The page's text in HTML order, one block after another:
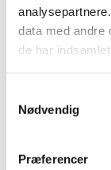
data med andre
de har
Nødvendig
Præferencer
2020 (263)
2019 (159)
2018 (150)
2017 (167)
december (14)
oktober (13)